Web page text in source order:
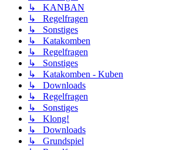
↳ KANBAN
↳ Regelfragen
↳ Sonstiges
↳ Katakomben
↳ Regelfragen
↳ Sonstiges
↳ Katakomben - Kuben
↳ Downloads
↳ Regelfragen
↳ Sonstiges
↳ Klong!
↳ Downloads
↳ Grundspiel